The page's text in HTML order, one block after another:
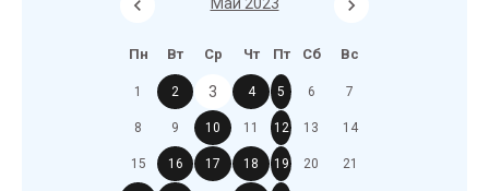
Пн Вт Ср Чт Пт Сб Вс
1 2 3 4 5 6 7
8 9 10 11 12 13 14
15 16 17 18 19 20 21